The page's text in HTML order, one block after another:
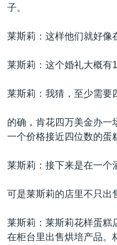
子。
莱斯莉：这样他们就好像
莱斯莉：这个婚礼大概有
莱斯莉：我猜，至少需要
的确，肯花四万美金办一
一个价格接近四位数的蛋
莱斯莉：接下来是在一个
可是莱斯莉的店里不只出
莱斯莉：莱斯莉花样蛋糕
在柜台里出售烘培产品。